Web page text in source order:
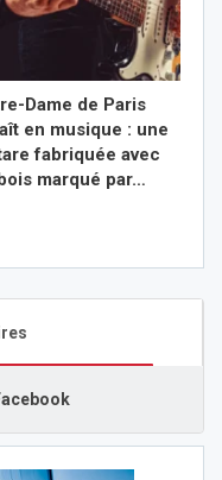
Dame de Paris
en musique : une
fabriquée avec
marqué par…